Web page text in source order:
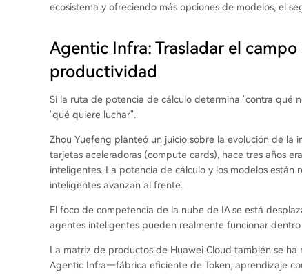
ecosistema y ofreciendo más opciones de modelos, el
Agentic Infra: Trasladar el
productividad
Si la ruta de potencia de cálculo determina "contra qué
"qué quiere luchar".
Zhou Yuefeng planteó un juicio sobre la evolución de la
tarjetas aceleradoras (compute cards), hace tres años
inteligentes. La potencia de cálculo y los modelos
inteligentes avanzan al frente.
El foco de competencia de la nube de IA se está
agentes inteligentes pueden realmente funcionar dentro
La matriz de productos de Huawei Cloud también se
Agentic Infra—fábrica eficiente de Token, aprendizaje